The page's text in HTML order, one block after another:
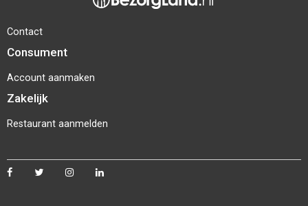
Contact
Consument
Account aanmaken
Zakelijk
Restaurant aanmelden